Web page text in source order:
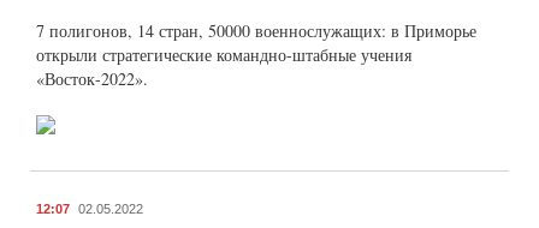
7 полигонов, 14 стран, 50000 военнослужащих: в Приморье
открыли стратегические командно-штабные учения
«Восток-2022».
12:07 02.05.2022